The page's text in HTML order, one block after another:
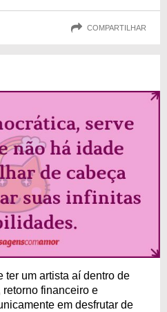
COMPARTILHAR
ter um artista aí dentro de
financeiro e
em desfrutar de